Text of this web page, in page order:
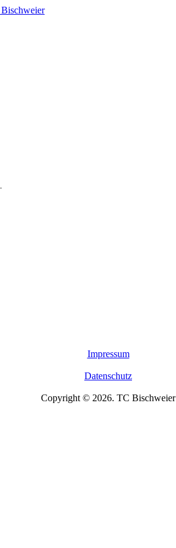
Impressum
Datenschutz
Copyright © 2026. TC Bischweier